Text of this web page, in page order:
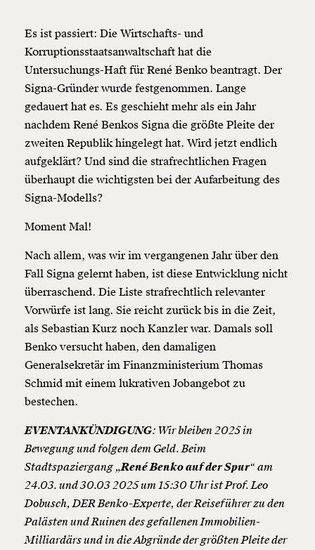
Es ist passiert: Die Wirtschafts- und
Korruptionsstaatsanwaltschaft hat die
Untersuchungs-Haft für René Benko beantragt. Der
Signa-Gründer wurde festgenommen. Lange
gedauert hat es. Es geschieht mehr als ein Jahr
nachdem René Benkos Signa die größte Pleite der
zweiten Republik hingelegt hat. Wird jetzt endlich
aufgeklärt? Und sind die strafrechtlichen Fragen
überhaupt die wichtigsten bei der Aufarbeitung des
Signa-Modells?
Moment Mal!
Nach allem, was wir im vergangenen Jahr über den
Fall Signa gelernt haben, ist diese Entwicklung nicht
überraschend. Die Liste strafrechtlich relevanter
Vorwürfe ist lang. Sie reicht zurück bis in die Zeit,
als Sebastian Kurz noch Kanzler war. Damals soll
Benko versucht haben, den damaligen
Generalsekretär im Finanzministerium Thomas
Schmid mit einem lukrativen Jobangebot zu
bestechen.
EVENTANKÜNDIGUNG: Wir bleiben 2025 in
Bewegung und folgen dem Geld. Beim
Stadtspaziergang „René Benko auf der Spur“ am
24.03. und 30.03 2025 um 15:30 Uhr ist Prof. Leo
Dobusch, DER Benko-Experte, der Reiseführer zu den
Palästen und Ruinen des gefallenen Immobilien-
Milliardärs und in die Abgründe der größten Pleite der